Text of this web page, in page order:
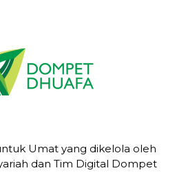
Umat yang dikelola oleh
dan Tim Digital Dompet